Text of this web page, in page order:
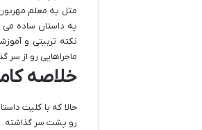
مثل یه معلم
یه داستان ساده می
نکته تربیتی و
ماجراهایی رو از سر
خلاصه
حالا که با کلیت
رو پشت سر گذاشته.